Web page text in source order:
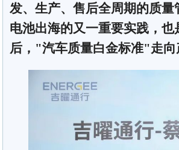
发、生产、售后全周期的质
电池出海的又一重要实践，
后，"汽车质量白金标准"走